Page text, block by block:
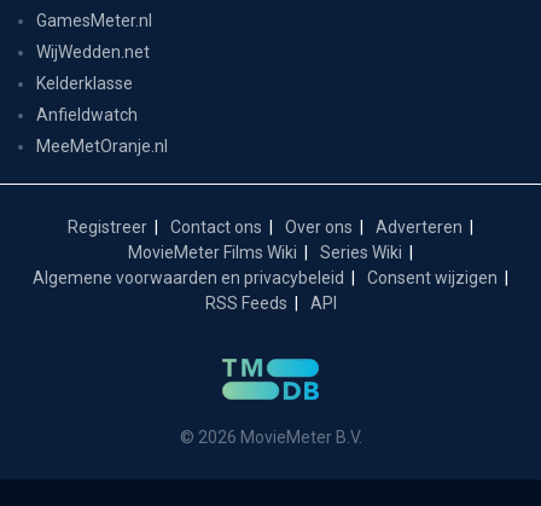
GamesMeter.nl
WijWedden.net
Kelderklasse
Anfieldwatch
MeeMetOranje.nl
Registreer Contact ons Over ons
Adverteren
MovieMeter Films Wiki
Series Wiki
Algemene voorwaarden en privacybeleid
Consent wijzigen
RSS Feeds
API
© 2026 MovieMeter B.V.